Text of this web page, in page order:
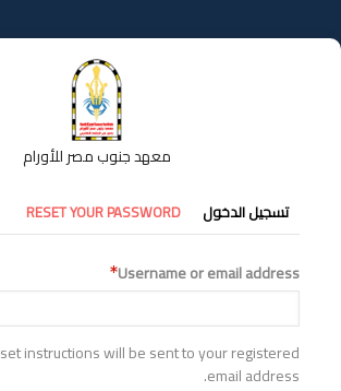
إلى
المحتوى
معهد جنوب مصر للأورام
التبويبات
الأساسية
تسجيل الدخول RESET YOUR PASSWORD
Username or email address
instructions will be sent to your registered
email address.